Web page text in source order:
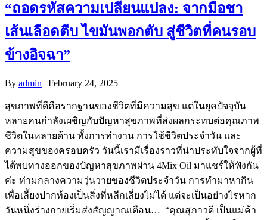
“ถอดรหัสความเปลี่ยนแปลง: จากมือชา
เส้นเลือดตีบ ไขมันพอกตับ สู่ชีวิตที่คนรอบ
ข้างอิจฉา”
By admin | February 24, 2025
สุขภาพที่ดีคือรากฐานของชีวิตที่มีความสุข แต่ในยุคปัจจุบัน
หลายคนกำลังเผชิญกับปัญหาสุขภาพที่ส่งผลกระทบต่อคุณภาพ
ชีวิตในหลายด้าน ทั้งการทำงาน การใช้ชีวิตประจำวัน และ
ความสุขของครอบครัว วันนี้เรามีเรื่องราวที่น่าประทับใจจากผู้ที่
ได้พบทางออกของปัญหาสุขภาพผ่าน 4Mix Oil มาแชร์ให้ฟังกัน
ค่ะ ท่ามกลางความวุ่นวายของชีวิตประจำวัน การทำมาหากิน
เพื่อเลี้ยงปากท้องเป็นสิ่งที่หลีกเลี่ยงไม่ได้ แต่จะเป็นอย่างไรหาก
วันหนึ่งร่างกายเริ่มส่งสัญญาณเตือน… “คุณสุภาวดี เป็นแม่ค้า